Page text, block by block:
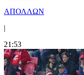
ΑΠΟΛΛΩΝ
|
21:53